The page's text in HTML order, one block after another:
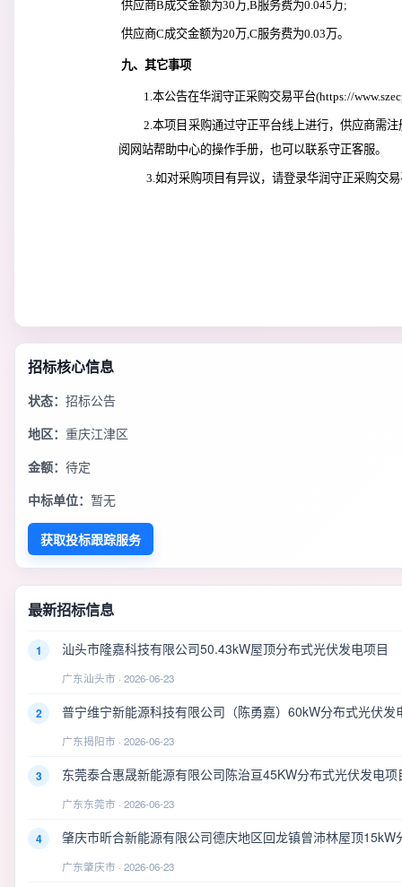
供应商B成交金额为30万,B服务费为0.045万;
供应商C成交金额为20万,C服务费为0.03万。
九、其它事项
1.本公告在华润守正采购交易平台(https://
2.本项目采购通过守正平台线上进行，供应商需注
阅网站帮助中心的操作手册，也可以联系守正客服。
3.如对采购项目有异议，请登录华润守正采购交
招标核心信息
状态： 招标公告
地区： 重庆江津区
金额： 待定
中标单位： 暂无
获取投标跟踪服务
最新招标信息
1 汕头市隆嘉科技有限公司50.43kW屋顶分布式光伏发电项目
广东汕头市 · 2026-06-23
2 普宁维宁新能源科技有限公司（陈勇嘉）60kW分布式光伏发
广东揭阳市 · 2026-06-23
3 东莞泰合惠晟新能源有限公司陈治亘45KW分布式光伏发电项
广东东莞市 · 2026-06-23
4 肇庆市昕合新能源有限公司德庆地区回龙镇曾沛林屋顶15kW
广东肇庆市 · 2026-06-23